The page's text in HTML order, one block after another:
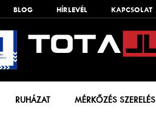
BLOG HÍRLEVÉL KAPCSOLAT
RUHÁZAT MÉRKŐZÉS SZERELÉS